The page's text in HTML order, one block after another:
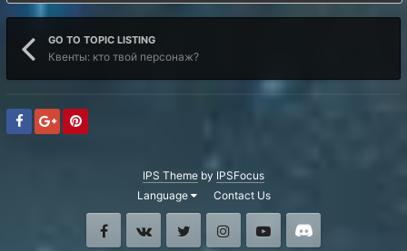
GO TO TOPIC LISTING
Квенты: кто твой персонаж?
IPS Theme by IPSFocus
Language
Contact Us
FacebookVK Twitter InstagramYoutube